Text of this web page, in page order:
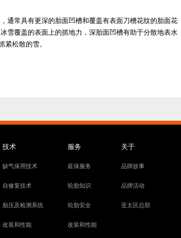
通常具有更深的胎面凹槽和覆盖有表面刀槽花纹的胎面花
雪覆盖的表面上的抓地力，深胎面凹槽有助于分散地表水
紧松散的雪。
技术
缺气保用技术
自修复技术
胎压及检测系统
改装和性能
服务
延保服务
轮胎知识
轮胎安全
改装和性能
关于
品牌故事
品牌活动
亚太区总部